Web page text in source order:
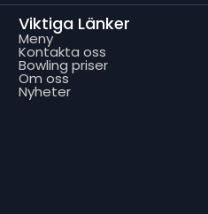
Viktiga Länker
Meny
Kontakta oss
Bowling priser
Om oss
Nyheter